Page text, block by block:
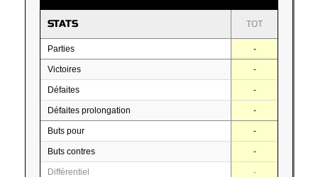
STATS TOT
Parties -
Victoires -
Défaites -
Défaites prolongation -
Buts pour -
Buts contres -
Différentiel -